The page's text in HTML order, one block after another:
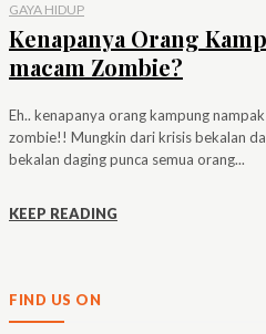
GAYA HIDUP
Kenapanya Orang
macam Zombie?
Eh.. kenapanya orang kampung
zombie!! Mungkin dari krisis bekalan daging? Pelik kalau
bekalan daging punca semua orang...
KEEP READING
FIND US ON